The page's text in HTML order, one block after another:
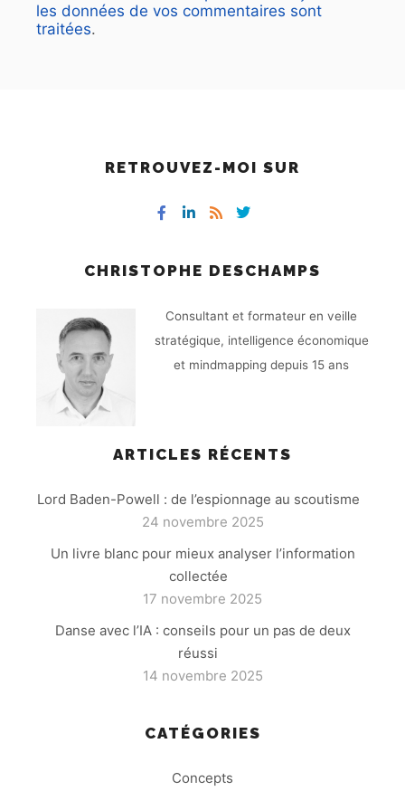
les données de vos commentaires sont
traitées.
RETROUVEZ-MOI SUR
CHRISTOPHE DESCHAMPS
Consultant et formateur en veille
stratégique, intelligence économique
et mindmapping depuis 15 ans
ARTICLES RÉCENTS
Lord Baden-Powell : de l’espionnage au scoutisme
24 novembre 2025
Un livre blanc pour mieux analyser l’information
collectée
17 novembre 2025
Danse avec l’IA : conseils pour un pas de deux
réussi
14 novembre 2025
CATÉGORIES
Concepts